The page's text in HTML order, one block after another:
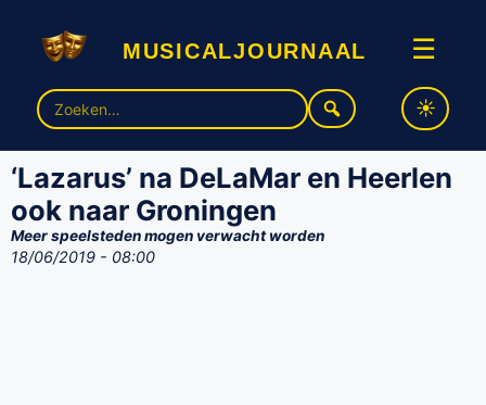
musicaljournaal ☰
Zoek
naar:
‘Lazarus’ na DeLaMar en Heerlen
ook naar Groningen
Meer speelsteden mogen verwacht worden
18/06/2019 - 08:00